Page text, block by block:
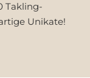
Takling-
Unikate!